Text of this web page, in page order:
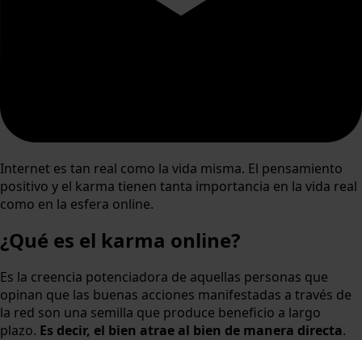
Internet es tan real como la vida misma. El pensamiento
positivo y el karma tienen tanta importancia en la vida real
como en la esfera online.
¿Qué es el karma online?
Es la creencia potenciadora de aquellas personas que
opinan que las buenas acciones manifestadas a través de
la red son una semilla que produce beneficio a largo
plazo. Es decir, el bien atrae al bien de manera directa.